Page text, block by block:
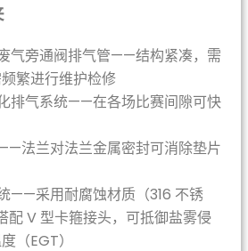
气旁通阀排气管——结构紧凑，需
繁进行维护检修
排气系统——在各场比赛间隙可快
法兰对法兰金属密封可消除垫片
——采用耐腐蚀材质（316 不锈
配 V 型卡箍接头，可抵御盐雾侵
（EGT）